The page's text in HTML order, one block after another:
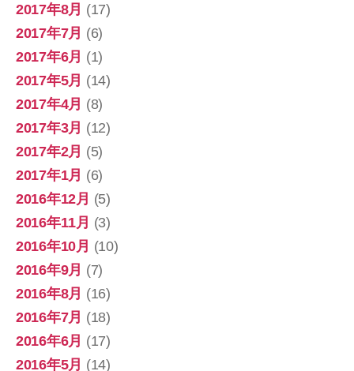
2017年8月 (17)
2017年7月 (6)
2017年6月 (1)
2017年5月 (14)
2017年4月 (8)
2017年3月 (12)
2017年2月 (5)
2017年1月 (6)
2016年12月 (5)
2016年11月 (3)
2016年10月 (10)
2016年9月 (7)
2016年8月 (16)
2016年7月 (18)
2016年6月 (17)
2016年5月 (14)